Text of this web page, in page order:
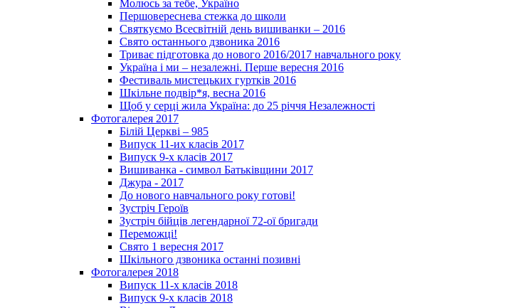
Молюсь за тебе, Україно
Першовереснева стежка до школи
Святкуємо Всесвітній день вишиванки – 2016
Свято останнього дзвоника 2016
Триває підготовка до нового 2016/2017 навчального року
Україна і ми – незалежні. Перше вересня 2016
Фестиваль мистецьких гуртків 2016
Шкільне подвір*я, весна 2016
Щоб у серці жила Україна: до 25­ річчя Незалежності
Фотогалерея 2017
Білій Церкві – 985
Випуск 11-их класів 2017
Випуск 9-х класів 2017
Вишиванка - символ Батьківщини 2017
Джура - 2017
До нового навчального року готові!
Зустріч Героїв
Зустріч бійців легендарної 72-ої бригади
Переможці!
Свято 1 вересня 2017
Шкільного дзвоника останні позивні
Фотогалерея 2018
Випуск 11-х класів 2018
Випуск 9-х класів 2018